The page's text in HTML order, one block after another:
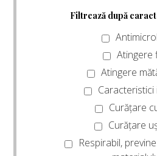
Filtrează după
Atingere
Atingere
Caracteristici
Curățare
Curățare
Respirabil,